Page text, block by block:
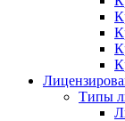
Типы